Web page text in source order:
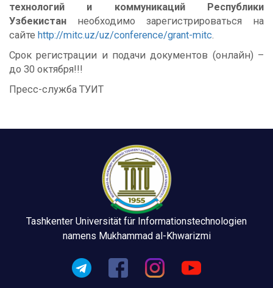
технологий и коммуникаций Республики
Узбекистан необходимо зарегистрироваться на
сайте http://mitc.uz/uz/conference/grant-mitc
Срок регистрации и подачи документов (онлайн) –
до 30 октября!!!
Пресс-служба ТУИТ
Tashkenter Universität für Informationstechnologien
namens Mukhammad al-Khwarizmi